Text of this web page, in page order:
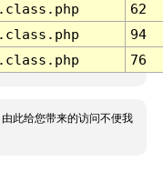
62
94
76
此给您带来的访问不便我